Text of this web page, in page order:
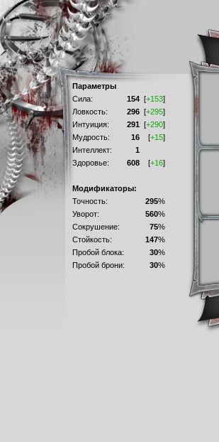
Параметры
Сила:
154 [+153]
Ловкость:
296 [+295]
Интуиция:
291 [+290]
Мудрость:
16 [+15]
Интеллект:
1
Здоровье:
608 [+16]
Модификаторы:
Точность:
295%
Уворот:
560%
Сокрушение:
75%
Стойкость:
147%
Пробой блока:
30%
Пробой брони:
30%